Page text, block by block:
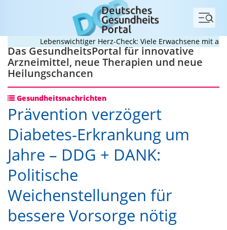
Menü
Lebenswichtiger Herz-Check: Viele Erwachsene mit
Das GesundheitsPortal für innovative
Arzneimittel, neue Therapien und neue
Heilungschancen
Gesundheitsnachrichten
Prävention verzögert
Diabetes-Erkrankung um
Jahre – DDG + DANK:
Politische
Weichenstellungen für
bessere Vorsorge nötig